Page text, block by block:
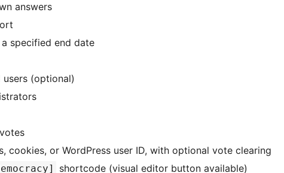
answers
specified end date
(optional)
cookies, or WordPress user ID, with optional vote clearing
shortcode (visual editor button available)